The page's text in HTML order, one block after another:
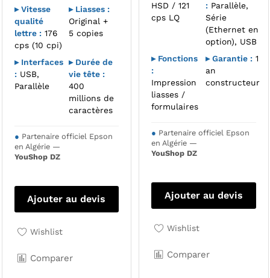
▸ Vitesse
qualité
lettre :176
cps (10 cpi)
▸ Liasses :
Original +
5 copies
▸ Interfaces
:USB,
Parallèle
▸ Durée de
vie tête :
400
millions de
caractères
● Partenaire officiel Epson
en Algérie —
YouShop DZ
Ajouter au devis
Wishlist
Comparer
HSD / 121
cps LQ
: Parallèle,
Série
(Ethernet en
option), USB
▸ Fonctions
:
Impression
liasses /
formulaires
▸ Garantie : 1
an
constructeur
● Partenaire officiel Epson
en Algérie —
YouShop DZ
Ajouter au devis
Wishlist
Comparer